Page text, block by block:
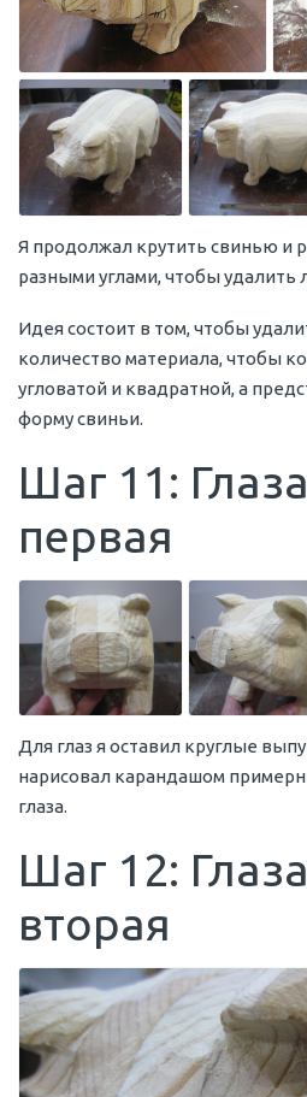
Я продолжал крутить свинью и
разными углами, чтобы удалить
Идея состоит в том, чтобы
количество материала, чтобы
угловатой и квадратной, а
форму свиньи.
Шаг 11:
первая
Для глаз я оставил круглые
нарисовал карандашом
глаза.
Шаг 12:
вторая